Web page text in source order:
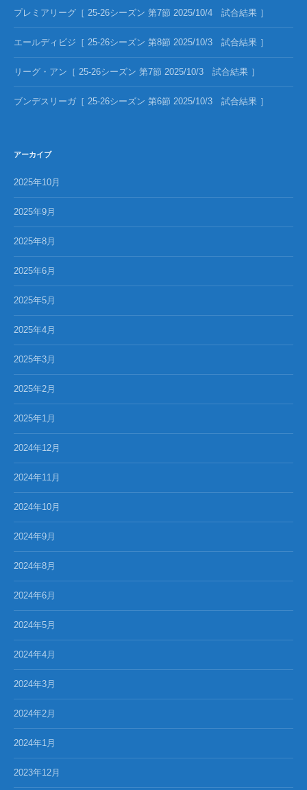
プレミアリーグ［ 25-26シーズン 第7節 2025/10/4 試合結果 ］
エールディビジ［ 25-26シーズン 第8節 2025/10/3 試合結果 ］
リーグ・アン［ 25-26シーズン 第7節 2025/10/3 試合結果 ］
ブンデスリーガ［ 25-26シーズン 第6節 2025/10/3 試合結果 ］
アーカイブ
2025年10月
2025年9月
2025年8月
2025年6月
2025年5月
2025年4月
2025年3月
2025年2月
2025年1月
2024年12月
2024年11月
2024年10月
2024年9月
2024年8月
2024年6月
2024年5月
2024年4月
2024年3月
2024年2月
2024年1月
2023年12月